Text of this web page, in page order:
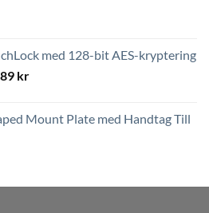
med 128-bit AES-kryptering
krPrisintervall:
3,789 kr
Mount Plate med Handtag Till